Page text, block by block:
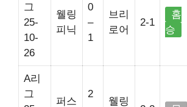
그
25-
10-
26
웰링
피닉
0
–
1
브리
로어
2-1
홈
승
A리
그
퍼스
2
웰링